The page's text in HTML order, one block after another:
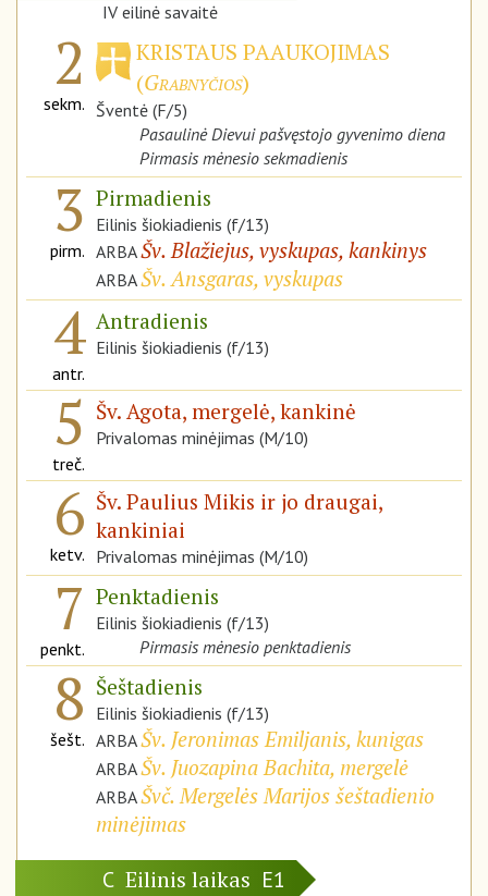
IV eilinė savaitė
2
sekm.
KRISTAUS PAAUKOJIMAS
(Grabnyčios)
Šventė (F/5)
Pasaulinė Dievui pašvęstojo gyvenimo diena
Pirmasis mėnesio sekmadienis
3
pirm.
Pirmadienis
Eilinis šiokiadienis (f/13)
ARBAŠv. Blažiejus, vyskupas, kankinys
ARBAŠv. Ansgaras, vyskupas
4
antr.
Antradienis
Eilinis šiokiadienis (f/13)
5
treč.
Šv. Agota, mergelė, kankinė
Privalomas minėjimas (M/10)
6
ketv.
Šv. Paulius Mikis ir jo draugai,
kankiniai
Privalomas minėjimas (M/10)
7
penkt.
Penktadienis
Eilinis šiokiadienis (f/13)
Pirmasis mėnesio penktadienis
8
šešt.
Šeštadienis
Eilinis šiokiadienis (f/13)
ARBAŠv. Jeronimas Emiljanis, kunigas
ARBAŠv. Juozapina Bachita, mergelė
ARBAŠvč. Mergelės Marijos šeštadienio
minėjimas
C Eilinis laikas E1